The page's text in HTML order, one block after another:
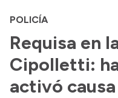
Autoridades
Delegaciones
Normativa
POLICÍA
Requisa en
Cipolletti:
activó